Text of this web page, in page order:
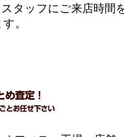
タッフにご来店時間
。